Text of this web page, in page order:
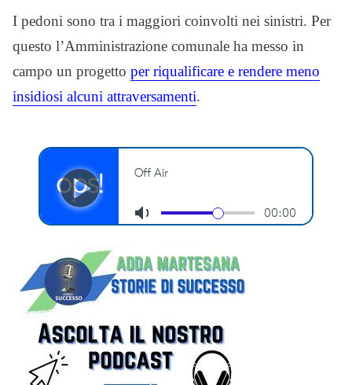
I pedoni sono tra i maggiori coinvolti nei sinistri. Per
questo l’Amministrazione comunale ha messo in
campo un progetto per riqualificare e rendere meno
insidiosi alcuni attraversamenti.